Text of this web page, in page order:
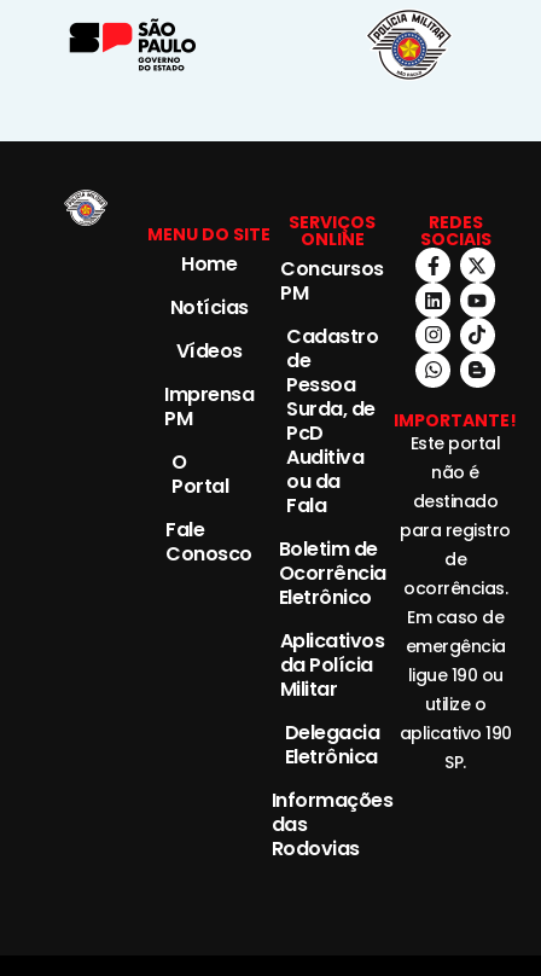
MENU DO SITE
Home
Notícias
Vídeos
Imprensa
PM
O
Portal
Fale
Conosco
SERVIÇOS
ONLINE
Concursos
PM
Cadastro
de
Pessoa
Surda, de
PcD
Auditiva
ou da
Fala
Boletim de
Ocorrência
Eletrônico
Aplicativos
da Polícia
Militar
Delegacia
Eletrônica
Informações
das
Rodovias
REDES
SOCIAIS
IMPORTANTE!
Este portal
não é
destinado
para registro
de
ocorrências.
Em caso de
emergência
ligue 190 ou
utilize o
aplicativo 190
SP.